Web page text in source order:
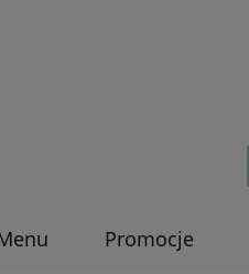
Promocje